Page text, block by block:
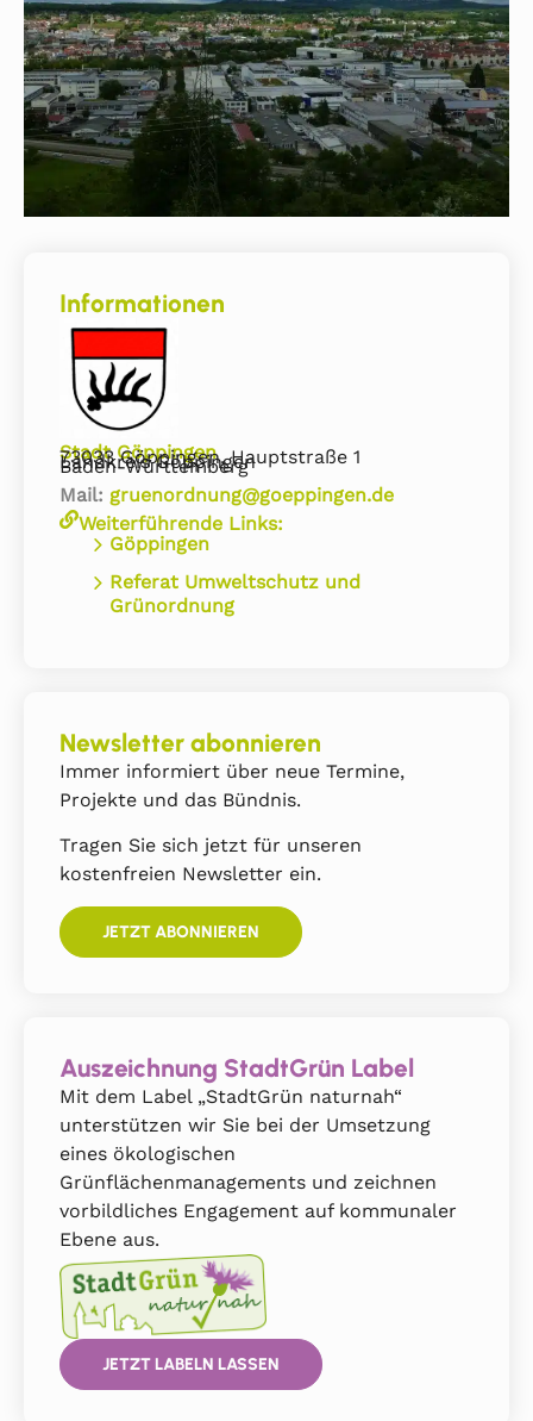
Informationen
Stadt Göppingen
73033 Göppingen, Hauptstraße 1
Landkreis Göppingen
Baden-Württemberg
Mail: gruenordnung@goeppingen.de
Weiterführende Links:
Göppingen
Referat Umweltschutz und
Grünordnung
Newsletter abonnieren
Immer informiert über neue Termine,
Projekte und das Bündnis.
Tragen Sie sich jetzt für unseren
kostenfreien Newsletter ein.
JETZT ABONNIEREN
Auszeichnung StadtGrün Label
Mit dem Label „StadtGrün naturnah“
unterstützen wir Sie bei der Umsetzung
eines ökologischen
Grünflächenmanagements und zeichnen
vorbildliches Engagement auf kommunaler
Ebene aus.
JETZT LABELN LASSEN